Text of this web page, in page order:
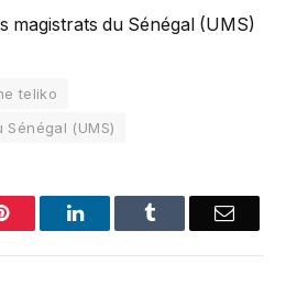
magistrats du Sénégal (UMS)
teliko
(UMS)
Pinterest LinkedInTumblr Email